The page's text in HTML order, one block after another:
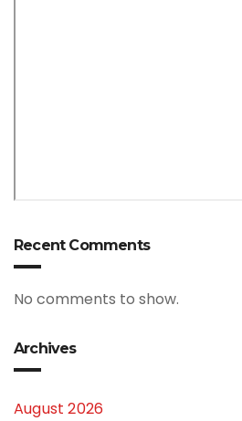
Recent Comments
No comments to show.
Archives
August 2026